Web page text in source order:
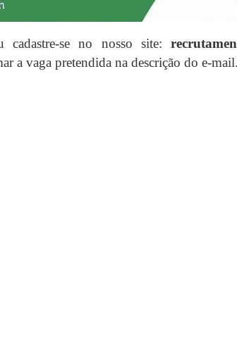
se no nosso site:
a vaga pretendida na descrição do e-mail.